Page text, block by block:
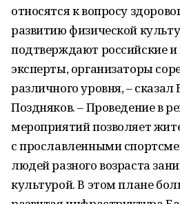
относятся к вопросу
развитию физической
подтверждают российские
эксперты, организаторы
различного уровня, – сказал
Поздняков. – Проведение в
мероприятий позволяет
с прославленными
людей разного возраста
культурой. В этом плане